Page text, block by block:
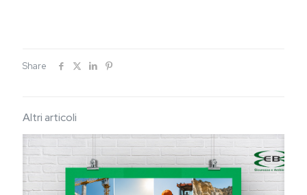
Share
Altri articoli